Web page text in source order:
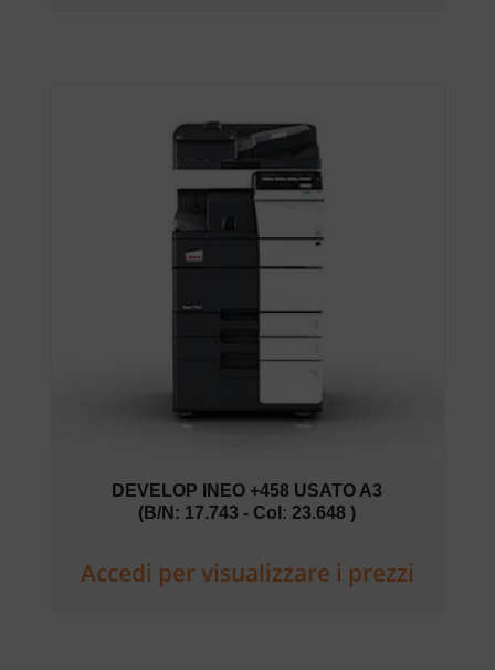
DEVELOP INEO +458 USATO A3
(B/N: 17.743 - Col: 23.648 )
Accedi per visualizzare i prezzi